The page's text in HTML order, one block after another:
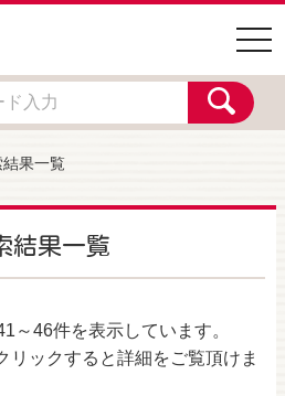
結果一覧
結果一覧
～46件を表示しています。
リックすると詳細をご覧頂けま